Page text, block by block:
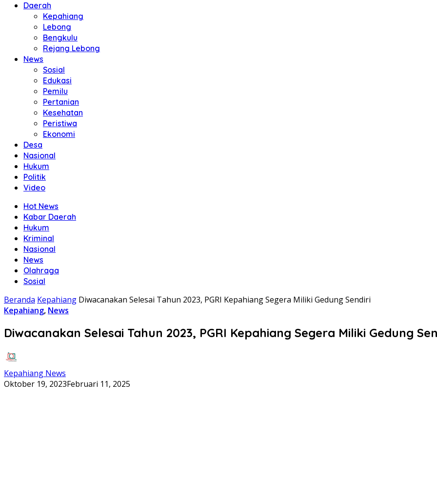
Daerah
Kepahiang
Lebong
Bengkulu
Rejang Lebong
News
Sosial
Edukasi
Pemilu
Pertanian
Kesehatan
Peristiwa
Ekonomi
Desa
Nasional
Hukum
Politik
Video
Hot News
Kabar Daerah
Hukum
Kriminal
Nasional
News
Olahraga
Sosial
Beranda Kepahiang Diwacanakan Selesai Tahun 2023, PGRI Kepahiang Segera Miliki Gedung Sendiri
Kepahiang, News
Diwacanakan Selesai Tahun 2023, PGRI Kepahiang Segera Miliki Gedung
Kepahiang News
Oktober 19, 2023Februari 11, 2025